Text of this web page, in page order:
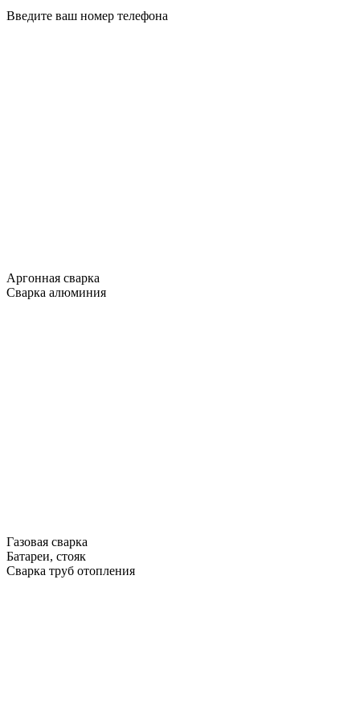
Введите ваш номер телефона
Аргонная сварка
Сварка алюминия
Газовая сварка
Батареи, стояк
Сварка труб отопления